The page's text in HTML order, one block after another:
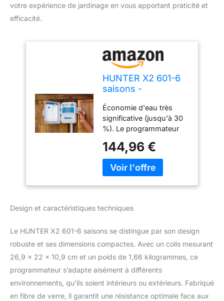
votre expérience de jardinage en vous apportant praticité et
efficacité.
HUNTER X2 601-6
saisons -
Programmateur
compatible WiFi
module Wand (non
inclus)
Économie d'eau très
significative (jusqu'à 30
%). Le programmateur
météo locales via
Internet et réglera les
temps d'arrosage juste à
forme Hydrawise permet
programmateur d'une
manière très simple et
intuitive avec un
professionnelles au plus
haut niveau. Hydrawise
peut être utilisé partout
144,96 €
Design et caractéristiques techniques
Le HUNTER X2 601-6 saisons se distingue par son design
robuste et ses dimensions compactes. Avec un colis mesurant
26,9 x 22 x 10,9 cm et un poids de 1,66 kilogrammes, ce
programmateur s’adapte aisément à différents
environnements, qu’ils soient intérieurs ou extérieurs. Fabriqué
en fibre de verre, il garantit une résistance optimale face aux